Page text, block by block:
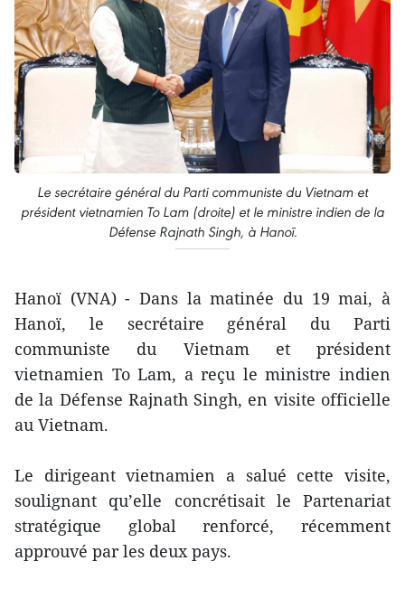
Le secrétaire général du Parti communiste du Vietnam et
président vietnamien To Lam (droite) et le ministre indien de la
Défense Rajnath Singh, à Hanoï.
Hanoï (VNA) - Dans la matinée du 19 mai, à
Hanoï, le secrétaire général du Parti
communiste du Vietnam et président
vietnamien To Lam, a reçu le ministre indien
de la Défense Rajnath Singh, en visite officielle
au Vietnam.
Le dirigeant vietnamien a salué cette visite,
soulignant qu’elle concrétisait le Partenariat
stratégique global renforcé, récemment
approuvé par les deux pays.